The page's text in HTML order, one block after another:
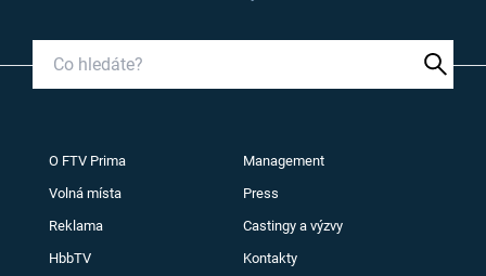
O FTV Prima Management
Volná místa Press
Reklama Castingy a výzvy
HbbTV Kontakty